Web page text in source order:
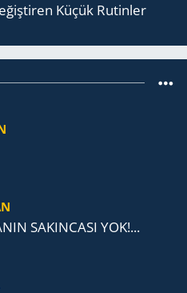
Küçük Ru­tin­ler
SAKINCASI YOK!...